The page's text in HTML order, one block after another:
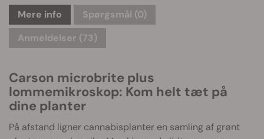
Mere info Spørgsmål (0)
Anmeldelser (73)
Carson microbrite plus
lommemikroskop: Kom helt tæt på
dine planter
På afstand ligner cannabisplanter en samling af grønt